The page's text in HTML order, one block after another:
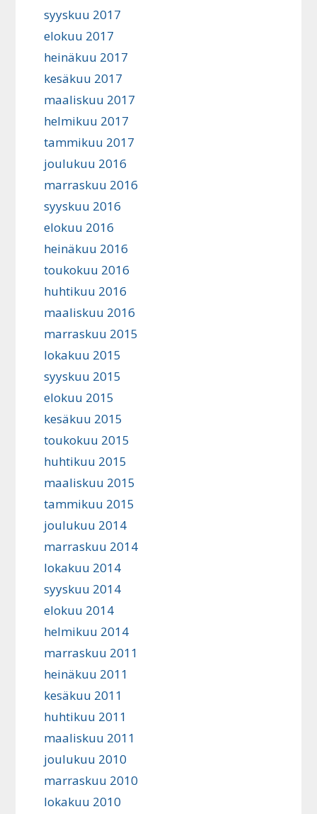
syyskuu 2017
elokuu 2017
heinäkuu 2017
kesäkuu 2017
maaliskuu 2017
helmikuu 2017
tammikuu 2017
joulukuu 2016
marraskuu 2016
syyskuu 2016
elokuu 2016
heinäkuu 2016
toukokuu 2016
huhtikuu 2016
maaliskuu 2016
marraskuu 2015
lokakuu 2015
syyskuu 2015
elokuu 2015
kesäkuu 2015
toukokuu 2015
huhtikuu 2015
maaliskuu 2015
tammikuu 2015
joulukuu 2014
marraskuu 2014
lokakuu 2014
syyskuu 2014
elokuu 2014
helmikuu 2014
marraskuu 2011
heinäkuu 2011
kesäkuu 2011
huhtikuu 2011
maaliskuu 2011
joulukuu 2010
marraskuu 2010
lokakuu 2010